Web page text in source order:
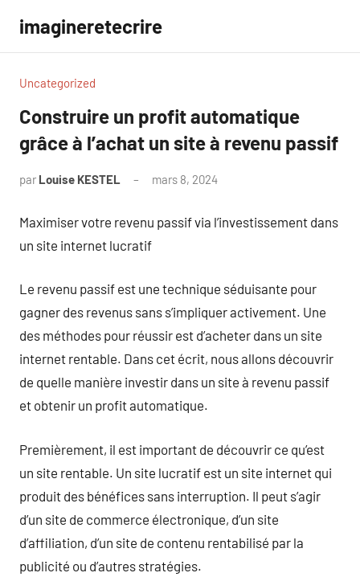
contenu
imagineretecrire
Uncategorized
Construire un profit automatique
grâce à l’achat un site à revenu passif
par Louise KESTEL mars 8, 2024
Maximiser votre revenu passif via l’investissement dans
un site internet lucratif
Le revenu passif est une technique séduisante pour
gagner des revenus sans s’impliquer activement. Une
des méthodes pour réussir est d’acheter dans un site
internet rentable. Dans cet écrit, nous allons découvrir
de quelle manière investir dans un site à revenu passif
et obtenir un profit automatique.
Premièrement, il est important de découvrir ce qu’est
un site rentable. Un site lucratif est un site internet qui
produit des bénéfices sans interruption. Il peut s’agir
d’un site de commerce électronique, d’un site
d’affiliation, d’un site de contenu rentabilisé par la
publicité ou d’autres stratégies.